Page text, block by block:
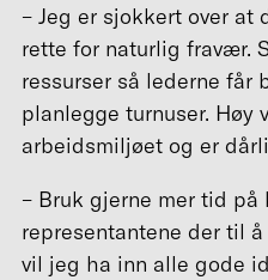
– Jeg er sjokkert over at
rette for naturlig fravær.
ressurser så lederne får
planlegge turnuser. Høy
arbeidsmiljøet og er
– Bruk gjerne mer tid på
representantene der til
vil jeg ha inn alle gode